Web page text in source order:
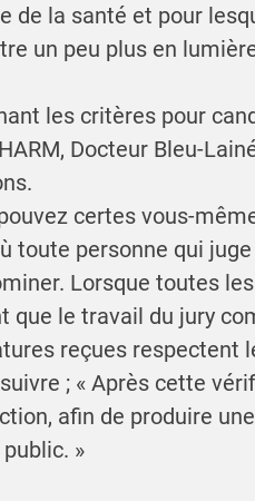
de la santé et pour
un peu plus en
les critères pour
Docteur Bleu-
certes vous-
toute personne qui
Lorsque toutes
que le travail du jury
reçues respectent
; « Après cette
afin de produire
»